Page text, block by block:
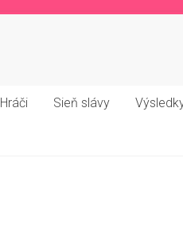
Hráči Sieň slávy